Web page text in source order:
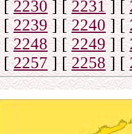
[2230] [2231] [
[2239] [2240] [
[2248] [2249] [
[2257] [2258] [